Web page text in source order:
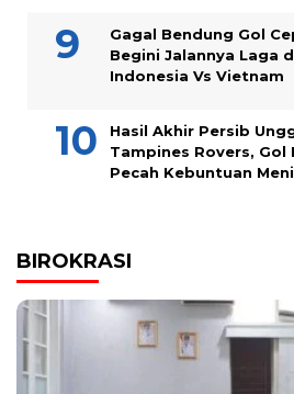
Gagal Bendung Gol
Begini Jalannya Laga
Indonesia Vs Vietnam
Hasil Akhir Persib
Tampines Rovers, Gol
Pecah Kebuntuan
BIROKRASI